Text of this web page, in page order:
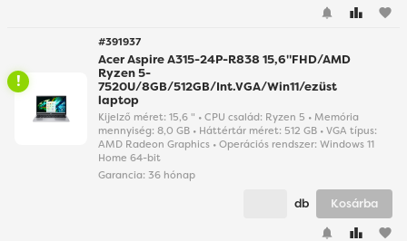
favorite
#391937
Acer Aspire A315-24P-R838 15,6"FHD/AMD
Ryzen 5-
7520U/8GB/512GB/Int.VGA/Win11/ezüst
laptop
Kijelző méret: 15,6 " • CPU család: Ryzen 5 • Memória
mennyiség: 8,0 GB • Háttértár méret: 512 GB • VGA típus:
AMD Radeon Graphics • Operációs rendszer: Windows 11
Home 64-bit
Garancia: 36 hónap
favorite
db Kosárba